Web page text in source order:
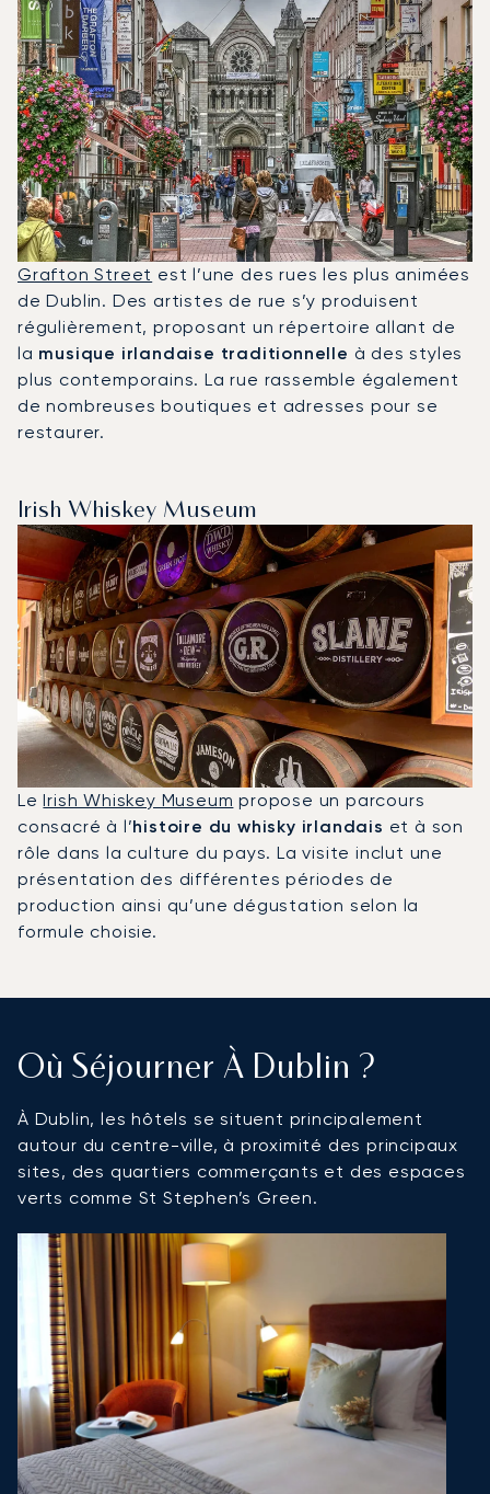
Grafton Street est l’une des rues les plus animées
de Dublin. Des artistes de rue s’y produisent
régulièrement, proposant un répertoire allant de
la musique irlandaise traditionnelle à des styles
plus contemporains. La rue rassemble également
de nombreuses boutiques et adresses pour se
restaurer.
Irish Whiskey Museum
LeIrish Whiskey Museum propose un parcours
consacré à l’histoire du whisky irlandais et à son
rôle dans la culture du pays. La visite inclut une
présentation des différentes périodes de
production ainsi qu’une dégustation selon la
formule choisie.
Où Séjourner À Dublin ?
À Dublin, les hôtels se situent principalement
autour du centre-ville, à proximité des principaux
sites, des quartiers commerçants et des espaces
verts comme St Stephen’s Green.